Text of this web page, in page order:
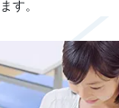
す。